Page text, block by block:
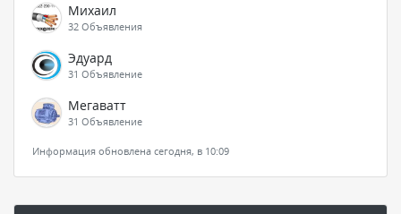
Михаил
32 Объявления
Эдуард
31 Объявление
Мегаватт
31 Объявление
Информация обновлена сегодня, в 10:09